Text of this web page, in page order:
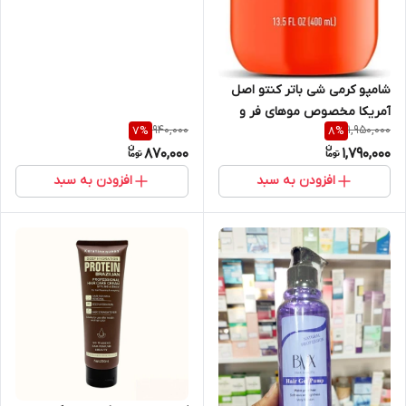
شامپو کرمی شی باتر کنتو اصل
آمریکا مخصوص موهای فر و
Cantu Sulfate-Free
Cleansing Cream Shampoo
400ml
1,950,000
8%
1,790,000
افزودن به سبد
940,000
7%
870,000
افزودن به سبد